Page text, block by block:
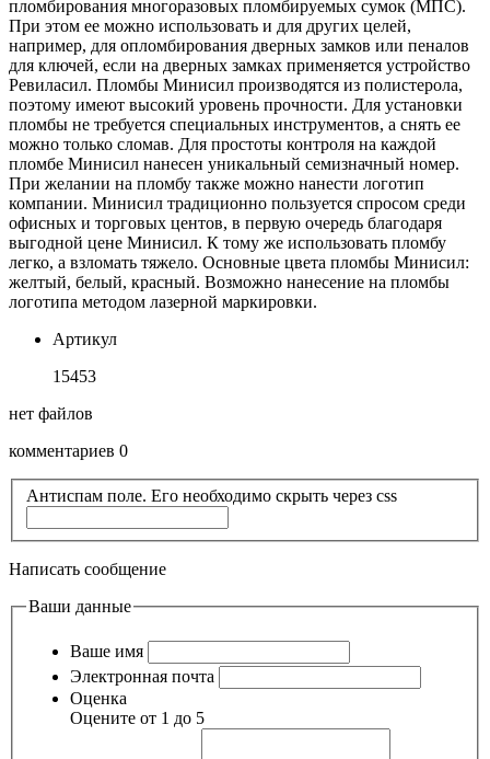
пломбирования многоразовых пломбируемых сумок (МПС).
При этом ее можно использовать и для других целей,
например, для опломбирования дверных замков или пеналов
для ключей, если на дверных замках применяется устройство
Ревиласил. Пломбы Минисил производятся из полистерола,
поэтому имеют высокий уровень прочности. Для установки
пломбы не требуется специальных инструментов, а снять ее
можно только сломав. Для простоты контроля на каждой
пломбе Минисил нанесен уникальный семизначный номер.
При желании на пломбу также можно нанести логотип
компании. Минисил традиционно пользуется спросом среди
офисных и торговых центов, в первую очередь благодаря
выгодной цене Минисил. К тому же использовать пломбу
легко, а взломать тяжело. Основные цвета пломбы Минисил:
желтый, белый, красный. Возможно нанесение на пломбы
логотипа методом лазерной маркировки.
Артикул
15453
нет файлов
комментариев 0
Антиспам поле. Его необходимо скрыть через css
Написать сообщение
Ваши данные
Ваше имя
Электронная почта
Оценка
Оцените от 1 до 5